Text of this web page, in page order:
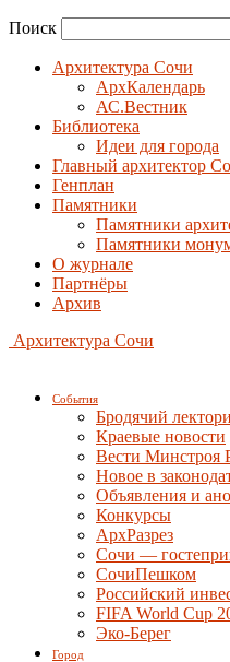
Поиск
Архитектура Сочи
АрхКалендарь
АС.Вестник
Библиотека
Идеи для города
Главный архитектор
Генплан
Памятники
Памятники
Памятники
О журнале
Партнёры
Архив
Архитектура Сочи
События
Бродячий
Краевые новости
Вести Минстроя
Новое в
Объявления и
Конкурсы
АрхРазрез
Сочи —
СочиПешком
Российский
FIFA World Cup
Эко-Берег
Город